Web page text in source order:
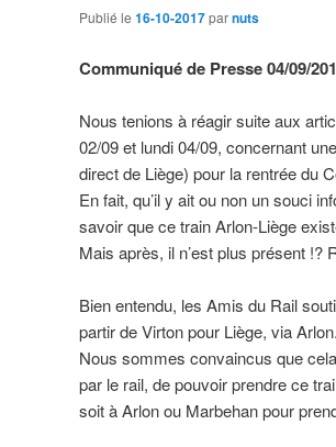
Publié le 16-10-2017parnuts
Communiqué de Presse 04/09/
Nous tenions à réagir suite aux
02/09 et lundi 04/09, concernant
direct de Liège) pour la rentrée du
En fait, qu’il y ait ou non un souci
savoir que ce train Arlon-Liège
Mais après, il n’est plus présent
Bien entendu, les Amis du Rail
partir de Virton pour Liège, via Arlon.
Nous sommes convaincus que
par le rail, de pouvoir prendre ce
soit à Arlon ou Marbehan pour